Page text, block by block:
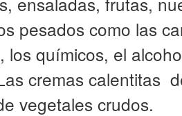
pesados como las
los químicos, el
cremas calentitas
vegetales crudos.